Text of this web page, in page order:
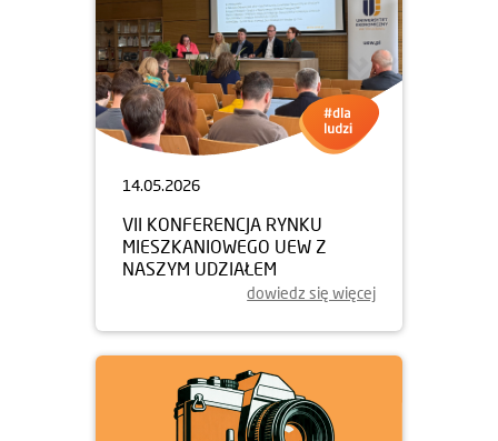
14.05.2026
VII KONFERENCJA RYNKU
MIESZKANIOWEGO UEW Z
NASZYM UDZIAŁEM
dowiedz się więcej